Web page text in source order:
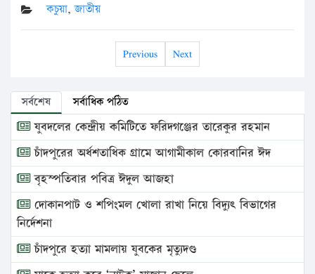
কচুয়া,জাতীয়
Previous Next
সর্বশেষ সর্বাধিক পঠিত
যুবদলের কেন্দ্রীয় কমিটিতে ফরিদগঞ্জের তারেকুর রহমান
চাঁদপুরের অর্ধশতাধিক গ্রামে আগামীকাল কোরবানির ঈদ
বৃহস্পতিবার পবিত্র ঈদুল আজহা
দোকানপাট ও শপিংমল খোলা রাখা নিয়ে বিদ্যুৎ বিভাগের
নির্দেশনা
চাঁদপুরে হত্যা মামলায় যুবকের মৃত্যুদণ্ড